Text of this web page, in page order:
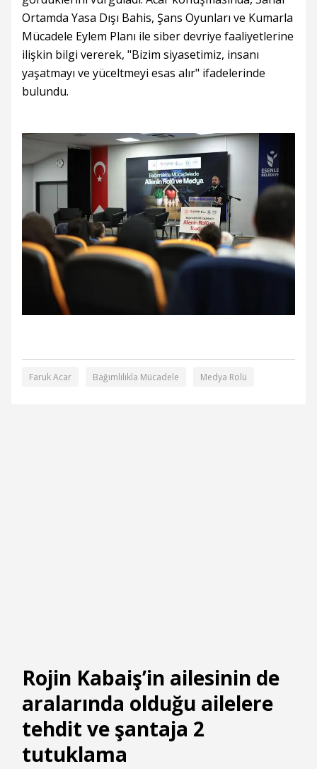
Ortamda Yasa Dışı Bahis, Şans Oyunları ve Kumarla
Mücadele Eylem Planı ile siber devriye faaliyetlerine
ilişkin bilgi vererek, "Bizim siyasetimiz, insanı
yaşatmayı ve yüceltmeyi esas alır" ifadelerinde
bulundu.
Faruk Acar Bağımlılıkla Mücadele Medya Rolü
Rojin Kabaiş’in ailesinin de
aralarında olduğu ailelere
tehdit ve şantaja 2
tutuklama